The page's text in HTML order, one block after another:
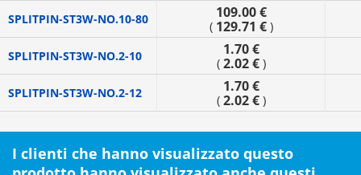
SPLITPIN-ST3W-NO.10-80 109.00 €
( 129.71 €)
SPLITPIN-ST3W-NO.2-10 1.70 €
( 2.02 €)
SPLITPIN-ST3W-NO.2-12 1.70 €
( 2.02 €)
I clienti che hanno visualizzato questo